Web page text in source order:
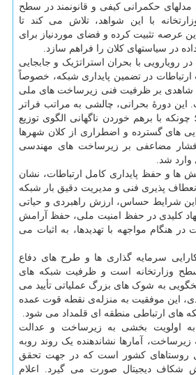
حکمرانی کیفی و قانونمند در سطح
با این شواهد، تلاش می کند تا
عرصه تثبیت کرده و فضای موردنیاز برای
در سیاستهای کلان را فراهم سازد.
رویارویی با بحران استراتژیک و جابجایی
در تضمین پایداری شبکه، خصوصاً
جنگ ۱۲ روزه، شاهدی بر ظرفیت فنی زیرساخت های ملی
دورهٔ بحرانی، چالشی به مراتب فراتر
چونکه با برهم خوردن ناگهانی الگوی توزیع
های گسترده و اضطراری از کلان شهرها
فشار مضاعفی بر زیرساخت های مهندسی
وارد شد.
ها و حفظ پایداری کامل ارتباطات، نشان
پذیری فنی و مدیریت دقیق بار شبکه
شرایط حساس، ارزش راهبردی و حیاتی
نهاد کلیدی در حفظ امنیت ملی، حفظ آرامش
هنگام مواجهه با تهدیدها، به اثبات می
کارایی سرمایه گذاری ها و طرح های دفاع
وزارتخانه است و ظرفیت شبکه های
به شوک های بزرگ عملیاتی تأیید می
این موفقیت به منزله‌ی نقطه قوت عمده
های ارتباطی منطقه ای قلمداد می شود.
اولویت بخشی به زیرساخت و عدالت
آمارها نشاندهنده یک روند روبه
روستاهای کشور است که در جهت تحقق
شکاف دیجیتال صورت می گیرد. اعلام